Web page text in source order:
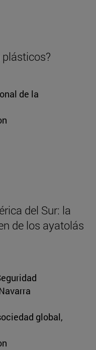
de la
del Sur: la
de los ayatolás
global,